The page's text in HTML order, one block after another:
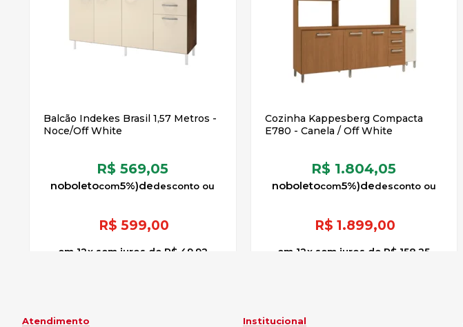
Balcão Indekes Brasil 1,57 Metros -
Noce/Off White
R$ 569,05
de
5%)
noboleto
R$ 599,00
12x de R$ 49,92
sem juros
Cozinha Kappesberg Compacta
E780 - Canela / Off White
R$ 1.804,05
de
5%)
noboleto
R$ 1.899,00
12x de R$ 158,25
sem juros
Atendimento Institucional